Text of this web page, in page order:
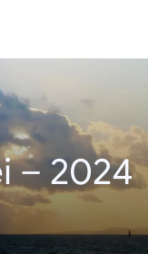
– 2024